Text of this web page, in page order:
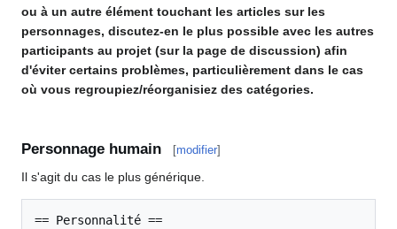
ou à un autre élément touchant les articles sur les
personnages, discutez-en le plus possible avec les autres
participants au projet (sur la page de discussion) afin
d'éviter certains problèmes, particulièrement dans le cas
où vous regroupiez/réorganisiez des catégories.
Personnage humain [modifier]
Il s'agit du cas le plus générique.
== Personnalité ==